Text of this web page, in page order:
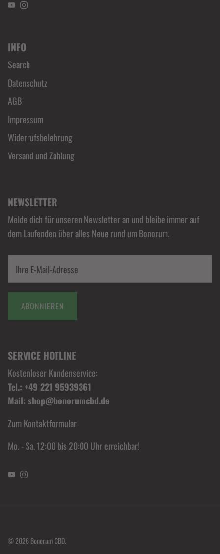
YouTubeInstagram
INFO
Search
Datenschutz
AGB
Impressum
Widerrufsbelehrung
Versand und Zahlung
NEWSLETTER
Melde dich für unseren Newsletter an und bleibe immer auf
dem Laufenden über alles Neue rund um Bonorum.
ABONNIEREN
SERVICE HOTLINE
Kostenloser Kundenservice:
Tel.: +49 221 95939361
Mail: shop@bonorumcbd.de
Zum Kontaktformular
Mo. - Sa. 12:00 bis 20:00 Uhr erreichbar!
YouTubeInstagram
© 2026Bonorum CBD.